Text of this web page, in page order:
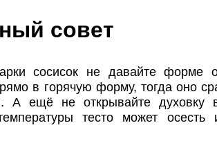
совет
сосисок не давайте форме
в горячую форму, тогда оно
А ещё не открывайте духовку
тесто может